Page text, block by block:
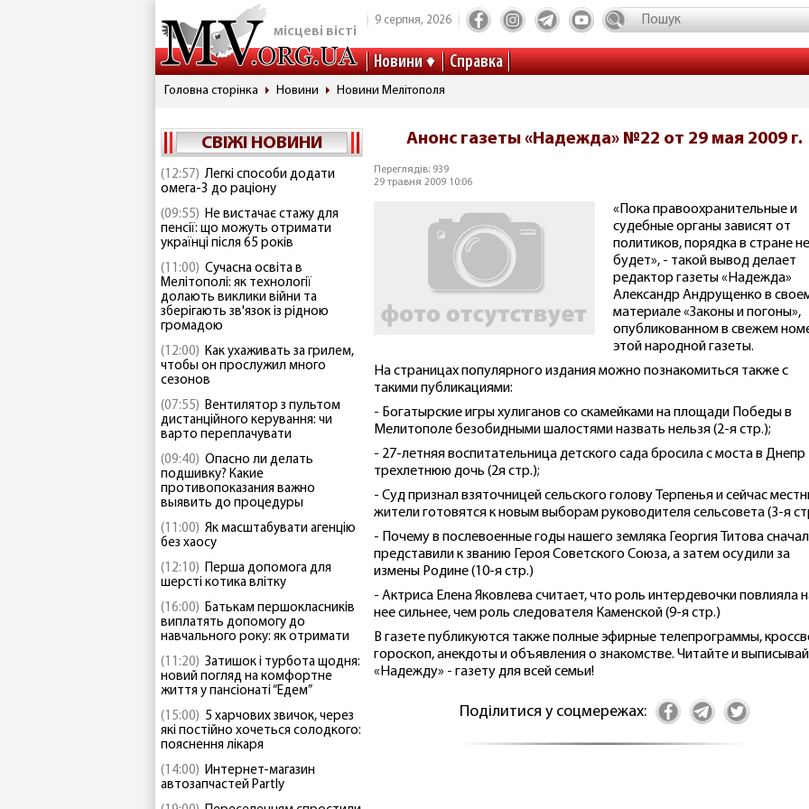
місцеві вісті
9 серпня, 2026
Новини Справка
Головна сторінка Новини Новини Мелітополя
СВІЖІ НОВИНИ
(12:57) Легкі способи додати
омега-3 до раціону
(09:55) Не вистачає стажу для
пенсії: що можуть отримати
українці після 65 років
(11:00) Сучасна освіта в
Мелітополі: як технології
долають виклики війни та
зберігають зв'язок із рідною
громадою
(12:00) Как ухаживать за грилем,
чтобы он прослужил много
сезонов
(07:55) Вентилятор з пультом
дистанційного керування: чи
варто переплачувати
(09:40) Опасно ли делать
подшивку? Какие
противопоказания важно
выявить до процедуры
(11:00) Як масштабувати агенцію
без хаосу
(12:10) Перша допомога для
шерсті котика влітку
(16:00) Батькам першокласників
виплатять допомогу до
навчального року: як отримати
(11:20) Затишок і турбота щодня:
новий погляд на комфортне
життя у пансіонаті “Едем”
(15:00) 5 харчових звичок, через
які постійно хочеться солодкого:
пояснення лікаря
(14:00) Интернет-магазин
автозапчастей Partly
Анонс газеты «Надежда» №22 от 29 мая 2009 г.
Переглядів: 939
29 травня 2009 10:06
«Пока правоохранительные и
судебные органы зависят от
политиков, порядка в стране не
будет», - такой вывод делает
редактор газеты «Надежда»
Александр Андрущенко в
материале «Законы и погоны»,
опубликованном в свежем
этой народной газеты.
На страницах популярного издания можно познакомиться также с
такими публикациями:
- Богатырские игры хулиганов со скамейками на площади Победы в
Мелитополе безобидными шалостями назвать нельзя (2-я стр.);
- 27-летняя воспитательница детского сада бросила с моста в Днепр
трехлетнюю дочь (2я стр.);
- Суд признал взяточницей сельского голову Терпенья и сейчас
жители готовятся к новым выборам руководителя сельсовета (3-я
- Почему в послевоенные годы нашего земляка Георгия Титова
представили к званию Героя Советского Союза, а затем осудили за
измены Родине (10-я стр.)
- Актриса Елена Яковлева считает, что роль интердевочки повлияла
нее сильнее, чем роль следователя Каменской (9-я стр.)
В газете публикуются также полные эфирные телепрограммы,
гороскоп, анекдоты и объявления о знакомстве. Читайте и
«Надежду» - газету для всей семьи!
Поділитися у соцмережах: